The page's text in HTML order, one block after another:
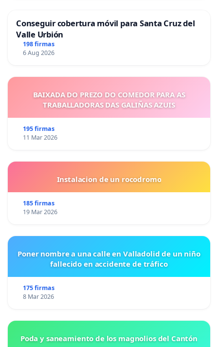
Conseguir cobertura móvil para Santa Cruz del
Valle Urbión
198 firmas
6 Aug 2026
BAIXADA DO PREZO DO COMEDOR PARA AS
TRABALLADORAS DAS GALIÑAS AZUIS
195 firmas
11 Mar 2026
Instalacion de un rocodromo
185 firmas
19 Mar 2026
Poner nombre a una calle en Valladolid de un niño
fallecido en accidente de tráfico
175 firmas
8 Mar 2026
Poda y saneamiento de los magnolios del Cantón